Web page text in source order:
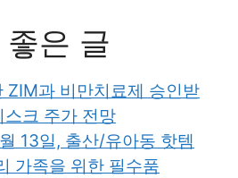
은 글
ZIM과 비만치료제 승인받
스크 주가 전망
13일, 출산/유아동 핫템
가족을 위한 필수품